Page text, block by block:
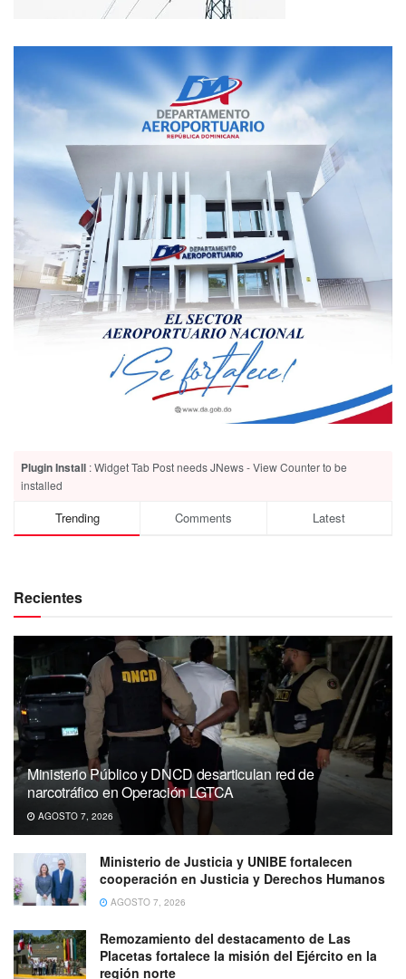
Plugin Install : Widget Tab Post needs JNews - View Counter to be
installed
Trending Comments Latest
Recientes
Ministerio Público y DNCD desarticulan red de
narcotráfico en Operación LGTCA
AGOSTO 7, 2026
Ministerio de Justicia y UNIBE fortalecen
cooperación en Justicia y Derechos Humanos
AGOSTO 7, 2026
Remozamiento del destacamento de Las
Placetas fortalece la misión del Ejército en la
región norte